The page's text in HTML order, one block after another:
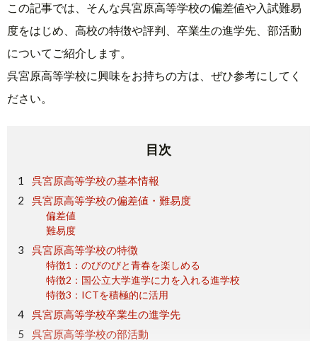
この記事では、そんな呉宮原高等学校の偏差値や入試難易
度をはじめ、高校の特徴や評判、卒業生の進学先、部活動
についてご紹介します。
呉宮原高等学校に興味をお持ちの方は、ぜひ参考にしてく
ださい。
目次
呉宮原高等学校の基本情報
呉宮原高等学校の偏差値・難易度
偏差値
難易度
呉宮原高等学校の特徴
特徴1：のびのびと青春を楽しめる
特徴2：国公立大学進学に力を入れる進学校
特徴3：ICTを積極的に活用
呉宮原高等学校卒業生の進学先
呉宮原高等学校の部活動